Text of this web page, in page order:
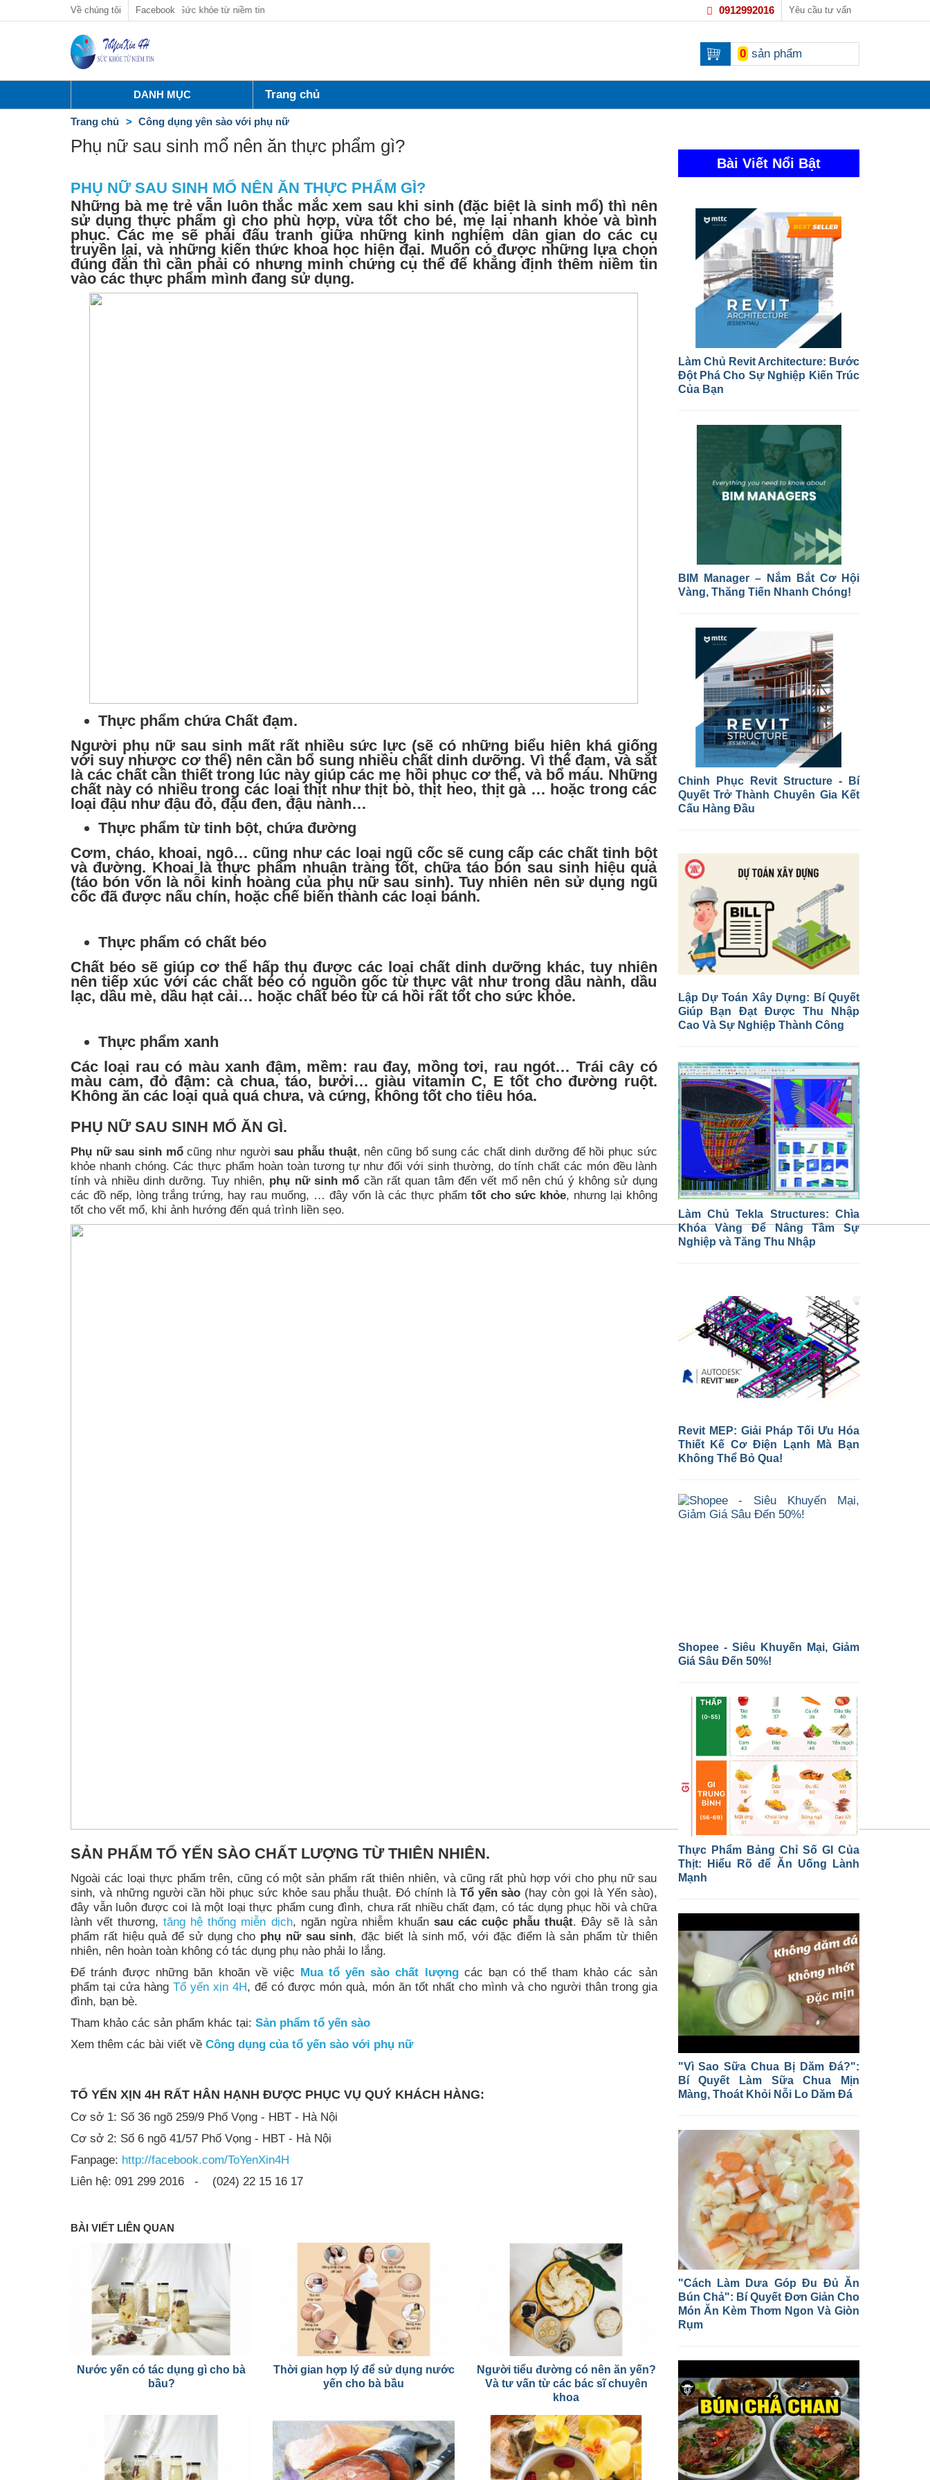
Về chúng tôi Facebook
Tổ yến xịn 4h Sức khỏe từ niềm tin 0912992016 Yêu cầu tư vấn
0 sản phẩm
DANH MỤC Trang chủ
Trang chủ Công dụng yên sào với phụ nữ
Phụ nữ sau sinh mổ nên ăn thực phẩm gì?
PHỤ NỮ SAU SINH MỔ NÊN ĂN THỰC PHẨM GÌ?
Những bà mẹ trẻvẫn luôn thắc mắc xem sau khi sinh (đặc biệt là sinh mổ) thì nên
sử dụng thực phẩm gì cho phù hợp, vừa tốt cho bé, mẹ lại nhanh khỏe và bình
phục. Các mẹ sẽ phải đấu tranh giữa những kinh nghiệm dân gian do các cụ
truyền lại, và những kiến thức khoa học hiện đại. Muốn có được những lựa chọn
đúng đắn thì cần phải có nhưng minh chứng cụ thể để khẳng định thêm niềm tin
vào các thực phẩm mình đang sử dụng.
Thực phẩm chứa Chất đạm.
Người phụ nữ sau sinh mất rất nhiều sức lực (sẽ có những biểu hiện khá giống
với suy nhược cơ thể) nên cần bổ sung nhiều chất dinh dưỡng. Vì thế đạm, và sắt
là các chất cần thiết trong lúc này giúp các mẹ hồi phục cơ thể, và bổ máu. Những
chất này có nhiều trong các loại thịt như thịt bò, thịt heo, thịt gà … hoặc trong các
loại đậu như đậu đỏ, đậu đen, đậu nành…
Thực phẩm từ tinh bột, chứa đường
Cơm, cháo, khoai, ngô… cũng như các loại ngũ cốc sẽ cung cấp các chất tinh bột
và đường. Khoai là thực phẩm nhuận tràng tốt, chữa táo bón sau sinh hiệu quả
(táo bón vốn là nỗi kinh hoàng của phụ nữ sau sinh). Tuy nhiên nên sử dụng ngũ
cốc đã được nấu chín, hoặc chế biến thành các loại bánh.
Thực phẩm có chất béo
Chất béo sẽ giúp cơ thể hấp thụ được các loại chất dinh dưỡng khác, tuy nhiên
nên tiếp xúc với các chất béo có nguồn gốc từ thực vật như trong dầu nành, dầu
lạc, dầu mè, dầu hạt cải… hoặc chất béo từ cá hồi rất tốt cho sức khỏe.
Thực phẩm xanh
Các loại rau có màu xanh đậm, mềm: rau đay, mồng tơi, rau ngót… Trái cây có
màu cam, đỏ đậm: cà chua, táo, bưởi… giàu vitamin C, E tốt cho đường ruột.
Không ăn các loại quả quá chưa, và cứng, không tốt cho tiêu hóa.
PHỤ NỮ SAU SINH MỔ ĂN GÌ.
Phụ nữ sau sinh mổcũng như ngườisau phẫu thuật, nên cũng bổ sung các chất dinh dưỡng để hồi phục sức
khỏe nhanh chóng. Các thực phẩm hoàn toàn tương tự như đối với sinh thường, do tính chất các món đều lành
tính và nhiều dinh dưỡng. Tuy nhiên, phụ nữ sinh mổ cần rất quan tâm đến vết mổ nên chú ý không sử dụng
các đồ nếp, lòng trắng trứng, hay rau muống, … đây vốn là các thực phẩm tốt cho sức khỏe, nhưng lại không
tốt cho vết mổ, khi ảnh hướng đến quá trình liền sẹo.
SẢN PHẨM TỔ YẾN SÀO CHẤT LƯỢNG TỪ THIÊN NHIÊN.
Ngoài các loại thực phẩm trên, cũng có một sản phẩm rất thiên nhiên, và cũng rất phù hợp với cho phụ nữ sau
sinh, và những người cần hồi phục sức khỏe sau phẫu thuật. Đó chính là Tổ yến sào (hay còn gọi là Yến sào),
đây vẫn luôn được coi là một loại thực phẩm cung đình, chưa rất nhiều chất đạm, có tác dụng phục hồi và chữa
lành vết thương,tăng hệ thống miễn dịch, ngăn ngừa nhiễm khuẩn sau các cuộc phẫu thuật. Đây sẽ là sản
phẩm rất hiệu quả để sử dụng cho phụ nữ sau sinh, đặc biết là sinh mổ, với đặc điểm là sản phẩm từ thiên
nhiên, nên hoàn toàn không có tác dụng phụ nào phải lo lắng.
Để tránh được những băn khoăn về việc Mua tổ yến sào chất lượngcác bạn có thể tham khảo các sản
phẩm tại cửa hàng Tổ yến xịn 4H, để có được món quà, món ăn tốt nhất cho mình và cho người thân trong gia
đình, bạn bè.
Tham khảo các sản phẩm khác tại: Sản phẩm tổ yến sào
Xem thêm các bài viết về Công dụng của tổ yến sào với phụ nữ
TỔ YẾN XỊN 4H RẤT HÂN HẠNH ĐƯỢC PHỤC VỤ QUÝ KHÁCH HÀNG:
Cơ sở 1: Số 36 ngõ 259/9 Phố Vọng - HBT - Hà Nội
Cơ sở 2: Số 6 ngõ 41/57 Phố Vọng - HBT - Hà Nội
Fanpage: http://facebook.com/ToYenXin4H
Liên hệ: 091 299 2016 - (024) 22 15 16 17
BÀI VIẾT LIÊN QUAN
Nước yến có tác dụng gì cho bà
bầu?
Thời gian hợp lý để sử dụng nước
yến cho bà bầu
Người tiểu đường có nên ăn yến?
Và tư vấn từ các bác sĩ chuyên
khoa
Bài Viết Nổi Bật
Làm Chủ Revit Architecture: Bước
Đột Phá Cho Sự Nghiệp Kiến Trúc
Của Bạn
BIM Manager – Nắm Bắt Cơ Hội
Vàng, Thăng Tiến Nhanh Chóng!
Chinh Phục Revit Structure - Bí
Quyết Trở Thành Chuyên Gia Kết
Cấu Hàng Đầu
Lập Dự Toán Xây Dựng: Bí Quyết
Giúp Bạn Đạt Được Thu Nhập
Cao Và Sự Nghiệp Thành Công
Làm Chủ Tekla Structures: Chìa
Khóa Vàng Để Nâng Tầm Sự
Nghiệp và Tăng Thu Nhập
Revit MEP: Giải Pháp Tối Ưu Hóa
Thiết Kế Cơ Điện Lạnh Mà Bạn
Không Thể Bỏ Qua!
Shopee - Siêu Khuyến Mại, Giảm
Giá Sâu Đến 50%!
Thực Phẩm Bảng Chỉ Số GI Của
Thịt: Hiểu Rõ để Ăn Uống Lành
Mạnh
"Vì Sao Sữa Chua Bị Dăm Đá?":
Bí Quyết Làm Sữa Chua Mịn
Màng, Thoát Khỏi Nỗi Lo Dăm Đá
"Cách Làm Dưa Góp Đu Đủ Ăn
Bún Chả": Bí Quyết Đơn Giản Cho
Món Ăn Kèm Thơm Ngon Và Giòn
Rụm